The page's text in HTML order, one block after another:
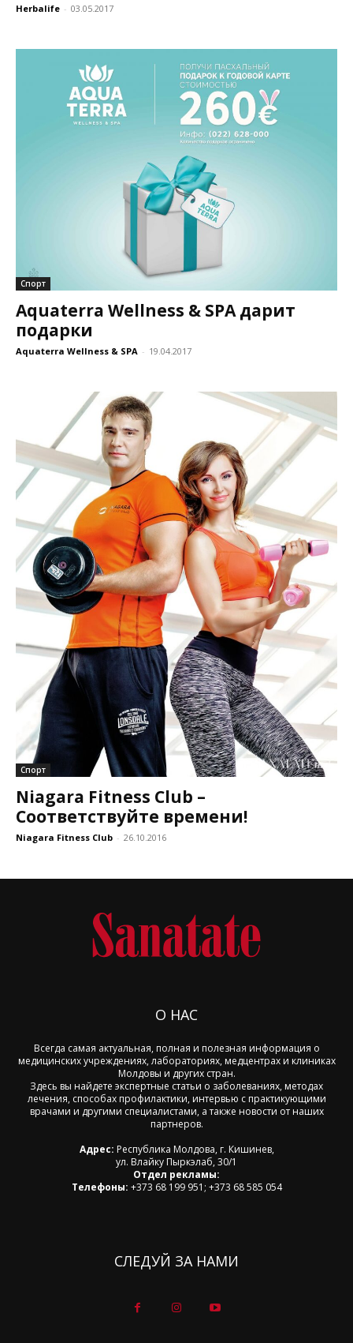
Herbalife - 03.05.2017
Спорт
Aquaterra Wellness & SPA дарит
подарки
Aquaterra Wellness & SPA - 19.04.2017
Спорт
Niagara Fitness Club –
Соответствуйте времени!
Niagara Fitness Club - 26.10.2016
О НАС
Всегда самая актуальная, полная и полезная информация о
медицинских учреждениях, лабораториях, медцентрах и клиниках
Молдовы и других стран.
Здесь вы найдете экспертные статьи о заболеваниях, методах
лечения, способах профилактики, интервью с практикующими
врачами и другими специалистами, а также новости от наших
партнеров.
Адрес: Республика Молдова, г. Кишинев,
ул. Влайку Пыркэлаб, 30/1
Отдел рекламы:
Телефоны: +373 68 199 951; +373 68 585 054
СЛЕДУЙ ЗА НАМИ